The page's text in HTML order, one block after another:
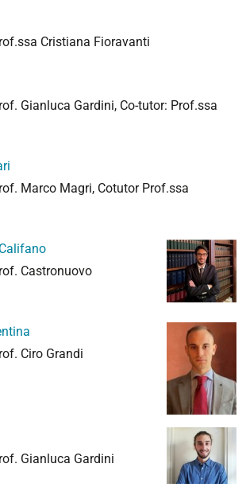
Cristiana Fioravanti
Gianluca Gardini, Co-tutor: Prof.ssa
Marco Magri, Cotutor Prof.ssa
Castronuovo
Ciro Grandi
Gianluca Gardini